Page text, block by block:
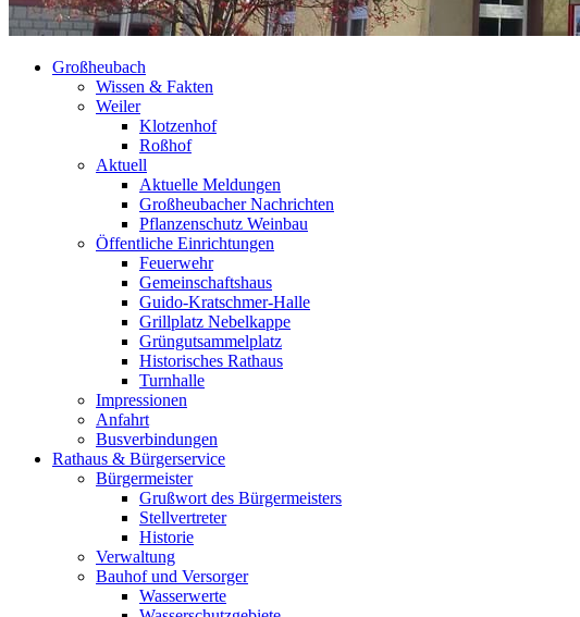
Großheubach
Wissen & Fakten
Weiler
Klotzenhof
Roßhof
Aktuell
Aktuelle Meldungen
Großheubacher Nachrichten
Pflanzenschutz Weinbau
Öffentliche Einrichtungen
Feuerwehr
Gemeinschaftshaus
Guido-Kratschmer-Halle
Grillplatz Nebelkappe
Grüngutsammelplatz
Historisches Rathaus
Turnhalle
Impressionen
Anfahrt
Busverbindungen
Rathaus & Bürgerservice
Bürgermeister
Grußwort des Bürgermeisters
Stellvertreter
Historie
Verwaltung
Bauhof und Versorger
Wasserwerte